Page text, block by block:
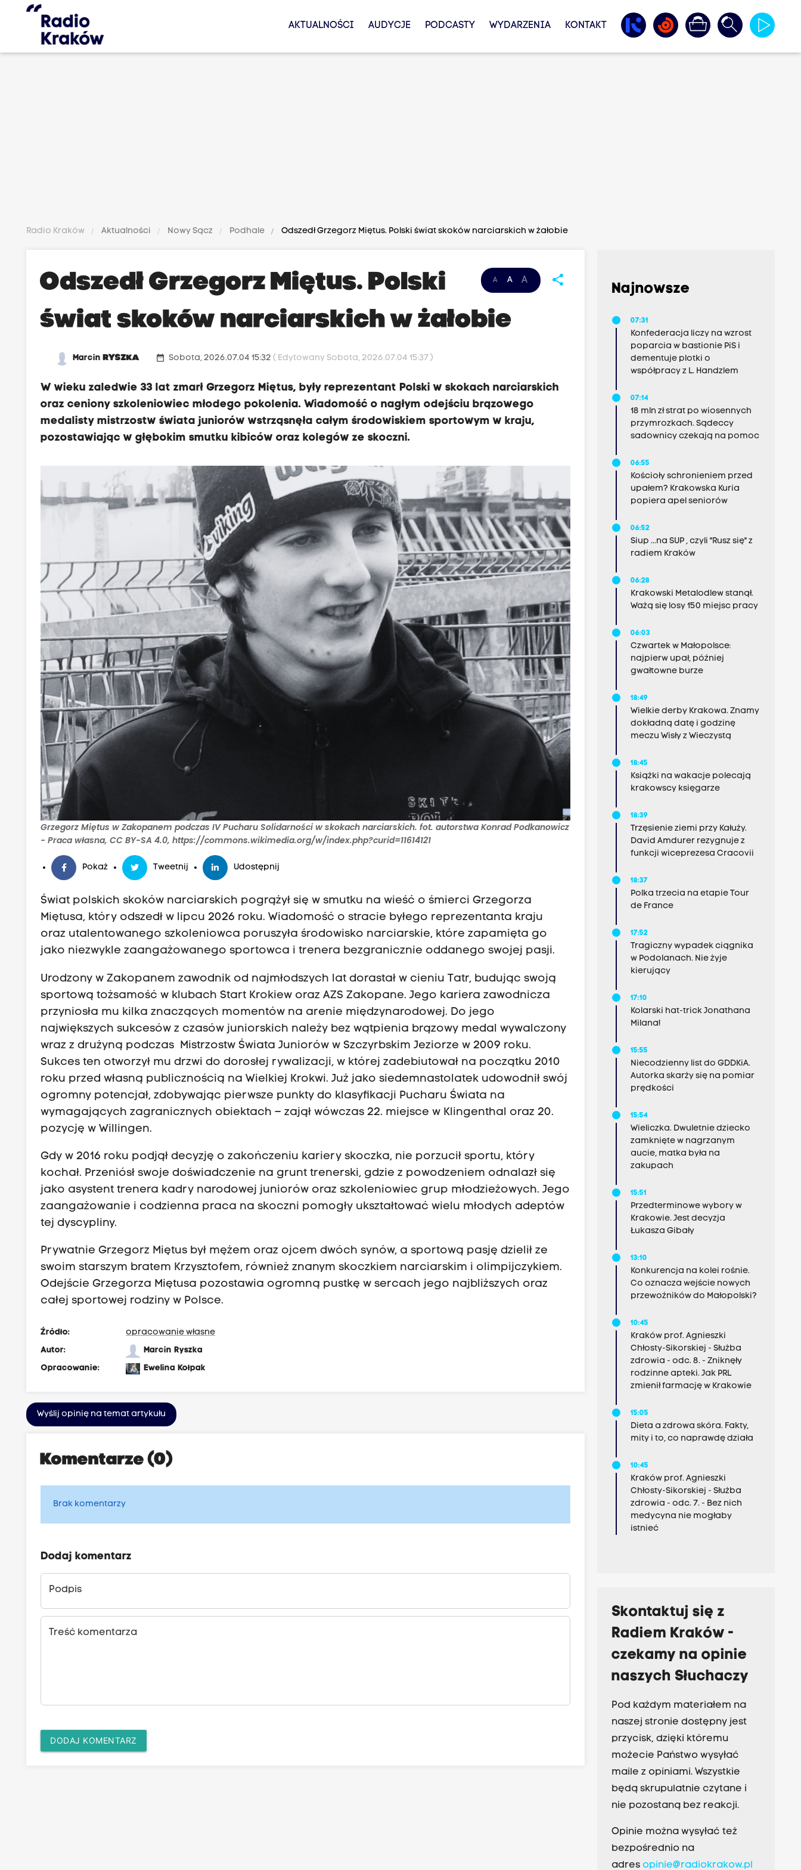
AKTUALNOŚCI AUDYCJE PODCASTY WYDARZENIA KONTAKT
Radio Kraków Aktualności Nowy Sącz Podhale Odszedł Grzegorz Miętus. Polski świat skoków narciarskich w żałobie
A A A share
Odszedł Grzegorz Miętus. Polski
świat skoków narciarskich w żałobie
MarcinRYSZKA date_range Sobota, 2026.07.04 15:32( Edytowany Sobota, 2026.07.04 15:37 )
W wieku zaledwie 33 lat zmarł Grzegorz Miętus, były reprezentant Polski w skokach narciarskich
oraz ceniony szkoleniowiec młodego pokolenia. Wiadomość o nagłym odejściu brązowego
medalisty mistrzostw świata juniorów wstrząsnęła całym środowiskiem sportowym w kraju,
pozostawiając w głębokim smutku kibiców oraz kolegów ze skoczni.
Grzegorz Miętus w Zakopanem podczas IV Pucharu Solidarności w skokach narciarskich. fot. autorstwa Konrad Podkanowicz
- Praca własna, CC BY-SA 4.0, https://commons.wikimedia.org/w/index.php?curid=11614121
Pokaż Tweetnij Udostępnij
Świat polskich skoków narciarskich pogrążył się w smutku na wieść o śmierci Grzegorza
Miętusa, który odszedł w lipcu 2026 roku. Wiadomość o stracie byłego reprezentanta kraju
oraz utalentowanego szkoleniowca poruszyła środowisko narciarskie, które zapamięta go
jako niezwykle zaangażowanego sportowca i trenera bezgranicznie oddanego swojej pasji.
Urodzony w Zakopanem zawodnik od najmłodszych lat dorastał w cieniu Tatr, budując swoją
sportową tożsamość w klubach Start Krokiew oraz AZS Zakopane. Jego kariera zawodnicza
przyniosła mu kilka znaczących momentów na arenie międzynarodowej. Do jego
największych sukcesów z czasów juniorskich należy bez wątpienia brązowy medal wywalczony
wraz z drużyną podczas Mistrzostw Świata Juniorów w Szczyrbskim Jeziorze w 2009 roku.
Sukces ten otworzył mu drzwi do dorosłej rywalizacji, w której zadebiutował na początku 2010
roku przed własną publicznością na Wielkiej Krokwi. Już jako siedemnastolatek udowodnił swój
ogromny potencjał, zdobywając pierwsze punkty do klasyfikacji Pucharu Świata na
wymagających zagranicznych obiektach – zajął wówczas 22. miejsce w Klingenthal oraz 20.
pozycję w Willingen.
Gdy w 2016 roku podjął decyzję o zakończeniu kariery skoczka, nie porzucił sportu, który
kochał. Przeniósł swoje doświadczenie na grunt trenerski, gdzie z powodzeniem odnalazł się
jako asystent trenera kadry narodowej juniorów oraz szkoleniowiec grup młodzieżowych. Jego
zaangażowanie i codzienna praca na skoczni pomogły ukształtować wielu młodych adeptów
tej dyscypliny.
Prywatnie Grzegorz Miętus był mężem oraz ojcem dwóch synów, a sportową pasję dzielił ze
swoim starszym bratem Krzysztofem, również znanym skoczkiem narciarskim i olimpijczykiem.
Odejście Grzegorza Miętusa pozostawia ogromną pustkę w sercach jego najbliższych oraz
całej sportowej rodziny w Polsce.
Źródło:
opracowanie własne
Autor:
Marcin Ryszka
Opracowanie:
Ewelina Kołpak
Wyślij opinię na temat artykułu
Komentarze (0)
Brak komentarzy
Dodaj komentarz
Podpis
Treść komentarza
DODAJ KOMENTARZ
Najnowsze
07:31
Konfederacja liczy na wzrost
poparcia w bastionie PiS i
dementuje plotki o
współpracy z L. Handzlem
07:14
18 mln zł strat po wiosennych
przymrozkach. Sądeccy
sadownicy czekają na pomoc
06:55
Kościoły schronieniem przed
upałem? Krakowska Kuria
popiera apel seniorów
06:52
Siup ...na SUP , czyli "Rusz się" z
radiem Kraków
06:28
Krakowski Metalodlew stanął.
Ważą się losy 150 miejsc pracy
06:03
Czwartek w Małopolsce:
najpierw upał, później
gwałtowne burze
18:49
Wielkie derby Krakowa. Znamy
dokładną datę i godzinę
meczu Wisły z Wieczystą
18:45
Książki na wakacje polecają
krakowscy księgarze
18:39
Trzęsienie ziemi przy Kałuży.
David Amdurer rezygnuje z
funkcji wiceprezesa Cracovii
18:37
Polka trzecia na etapie Tour
de France
17:52
Tragiczny wypadek ciągnika
w Podolanach. Nie żyje
kierujący
17:10
Kolarski hat-trick Jonathana
Milana!
15:55
Niecodzienny list do GDDKiA.
Autorka skarży się na pomiar
prędkości
15:54
Wieliczka. Dwuletnie dziecko
zamknięte w nagrzanym
aucie, matka była na
zakupach
15:51
Przedterminowe wybory w
Krakowie. Jest decyzja
Łukasza Gibały
13:10
Konkurencja na kolei rośnie.
Co oznacza wejście nowych
przewoźników do Małopolski?
10:45
Kraków prof. Agnieszki
Chłosty-Sikorskiej - Służba
zdrowia - odc. 8. - Zniknęły
rodzinne apteki. Jak PRL
zmienił farmację w Krakowie
15:05
Dieta a zdrowa skóra. Fakty,
mity i to, co naprawdę działa
10:45
Kraków prof. Agnieszki
Chłosty-Sikorskiej - Służba
zdrowia - odc. 7. - Bez nich
medycyna nie mogłaby
istnieć
Skontaktuj się z
Radiem Kraków -
czekamy na opinie
naszych Słuchaczy
Pod każdym materiałem na
naszej stronie dostępny jest
przycisk, dzięki któremu
możecie Państwo wysyłać
maile z opiniami. Wszystkie
będą skrupulatnie czytane i
nie pozostaną bez reakcji.
Opinie można wysyłać też
bezpośrednio na
adres opinie@radiokrakow.pl